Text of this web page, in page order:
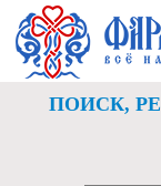
ПОИСК,